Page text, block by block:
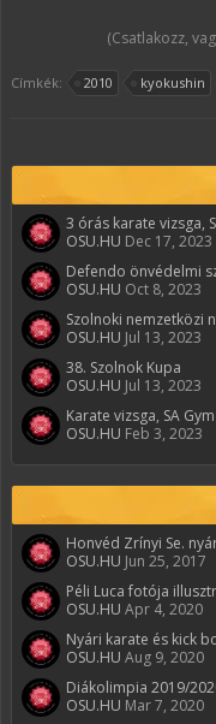
(Csatlakozz,
Címkék: 2010 kyokushin
3 órás karate vizsga,
OSU.HU Dec 17, 2023
Defendo önvédelmi
OSU.HU Oct 8, 2023
Szolnoki nemzetközi
OSU.HU Jul 13, 2023
38. Szolnok Kupa
OSU.HU Jul 13, 2023
Karate vizsga, SA Gym
OSU.HU Feb 3, 2023
Honvéd Zrínyi Se.
OSU.HU Jun 25, 2017
Péli Luca fotója
OSU.HU Apr 4, 2020
Nyári karate és kick
OSU.HU Aug 9, 2020
Diákolimpia 2019/
OSU.HU Mar 7, 2020